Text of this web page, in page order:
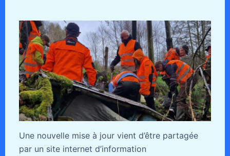
Une nouvelle mise à jour vient d’être partagée
par un site internet d’information